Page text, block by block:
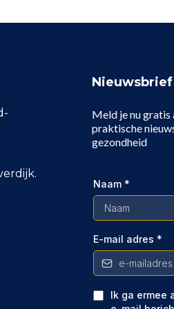
Nieuwsbrief
Meld je nu gratis
praktische
gezondheid
Naam *
E-mail adres *
Ik ga ermee